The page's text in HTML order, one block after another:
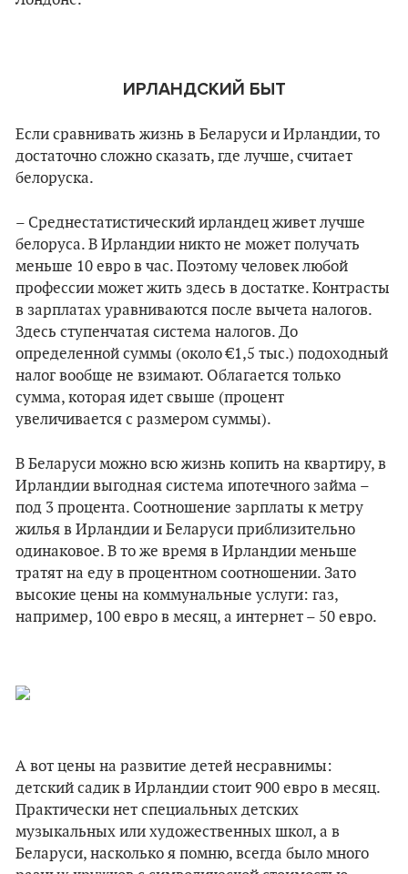
ИРЛАНДСКИЙ БЫТ
Если сравнивать жизнь в Беларуси и Ирландии, то
достаточно сложно сказать, где лучше, считает
белоруска.
– Среднестатистический ирландец живет лучше
белоруса. В Ирландии никто не может получать
меньше 10 евро в час. Поэтому человек любой
профессии может жить здесь в достатке. Контрасты
в зарплатах уравниваются после вычета налогов.
Здесь ступенчатая система налогов. До
определенной суммы (около €1,5 тыс.) подоходный
налог вообще не взимают. Облагается только
сумма, которая идет свыше (процент
увеличивается с размером суммы).
В Беларуси можно всю жизнь копить на квартиру, в
Ирландии выгодная система ипотечного займа –
под 3 процента. Соотношение зарплаты к метру
жилья в Ирландии и Беларуси приблизительно
одинаковое. В то же время в Ирландии меньше
тратят на еду в процентном соотношении. Зато
высокие цены на коммунальные услуги: газ,
например, 100 евро в месяц, а интернет – 50 евро.
А вот цены на развитие детей несравнимы:
детский садик в Ирландии стоит 900 евро в месяц.
Практически нет специальных детских
музыкальных или художественных школ, а в
Беларуси, насколько я помню, всегда было много